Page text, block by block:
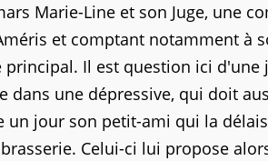
Marie-Line et son Juge, une
et comptant notamment à
Il est question ici d'une
dans une dépressive, qui doit
jour son petit-ami qui la
Celui-ci lui propose